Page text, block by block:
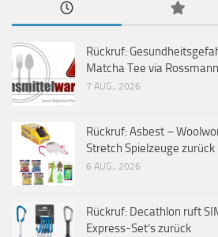
Rückruf:
Matcha Tee via
7 AUG., 2026
Rückruf: Asbest –
Stretch Spielzeuge zurück
6 AUG., 2026
Rückruf: Decathlon ruft
Express-Set’s zurück